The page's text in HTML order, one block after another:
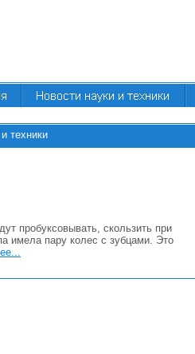
техники
пробуксовывать, скользить при
имела пару колес с зубцами. Это